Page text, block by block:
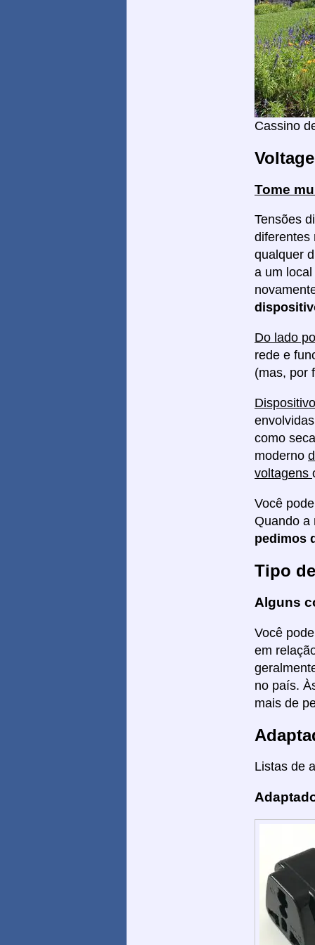
Cassino
Tome
Tensões
diferentes
qualquer
a um
Do lado
rede e
(mas, por
como
moderno
voltagens
Você
Quando a
pedimos
Tipo
Alguns
Você
em
no país.
mais de
Listas de